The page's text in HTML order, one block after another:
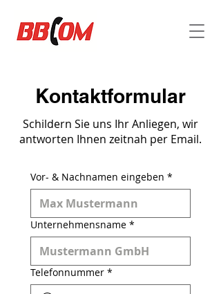
Kontaktformular
Schildern Sie uns Ihr Anliegen, wir
antworten Ihnen zeitnah per Email.
Vor- & Nachnamen eingeben *
Unternehmensname *
Telefonnummer *